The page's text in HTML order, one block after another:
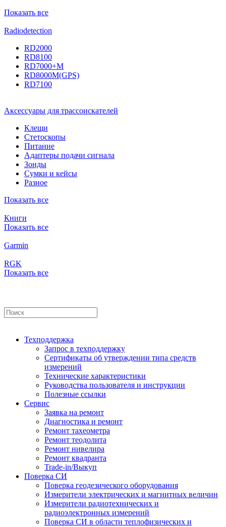
Показать все
Radiodetection
RD2000
RD8100
RD7000+M
RD8000M(GPS)
RD7100
Аксессуары для трассоискателей
Клещи
Стетоскопы
Питание
Адаптеры подачи сигнала
Зонды
Сумки и кейсы
Разное
Показать все
Книги
Показать все
Garmin
RGK
Показать все
Техподдержка
Запрос в техподдержку
Сертификаты об утверждении типа средств
измерений
Технические характеристики
Руководства пользователя и инструкции
Полезные ссылки
Сервис
Заявка на ремонт
Диагностика и ремонт
Ремонт тахеометра
Ремонт теодолита
Ремонт нивелира
Ремонт квадранта
Trade-in/Выкуп
Поверка СИ
Поверка геодезического оборудования
Измерители электрических и магнитных величин
Измерители радиотехнических и
радиоэлектронных измерений
Поверка СИ в области теплофизических и